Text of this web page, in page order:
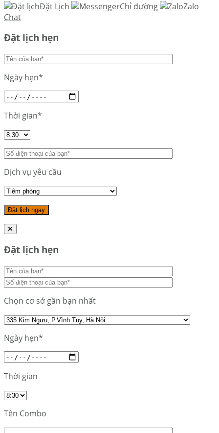
Đặt Lịch Chỉ đường
Zalo
Chat
Đặt lịch hẹn
Ngày hẹn*
Thời gian*
Dịch vụ yêu cầu
Đặt lịch hẹn
Chọn cơ sở gần bạn nhất
Ngày hẹn*
Thời gian
Tên Combo